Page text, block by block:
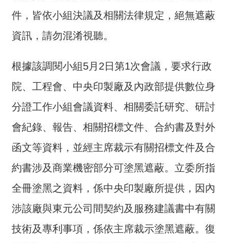
策
訊
遞
主
題
務
互
動
交
流
回
首
頁
件，皆依小組決議及相關法律規定，絕無遮蔽
資訊，請勿混淆視聽。
根據該調閱小組5月2日第1次會議，要求行政
院、工程會、中央印製廠及內政部提供數位身
分證工作小組會議資料、相關委託研究、研討
會紀錄、報告、相關招標文件、合約書及對外
函文等資料，並經主席裁示有關招標文件及合
約書涉及商業機密部分可塗黑遮蔽。立委所指
全冊塗黑之資料，係中央印製廠所提供，因內
涉該廠與東元公司間契約及服務建議書中有關
技術及專利事項，係依主席裁示塗黑遮蔽。復